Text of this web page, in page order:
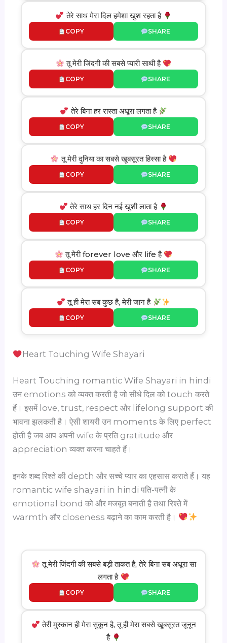
तेरे साथ मेरा दिल हमेशा खुश रहता है
COPY SHARE
तू मेरी जिंदगी की सबसे प्यारी साथी है
COPY SHARE
तेरे बिना हर रास्ता अधूरा लगता है
COPY SHARE
तू मेरी दुनिया का सबसे खूबसूरत हिस्सा है
COPY SHARE
तेरे साथ हर दिन नई खुशी लाता है
COPY SHARE
तू मेरी forever love और life है
COPY SHARE
तू ही मेरा सब कुछ है, मेरी जान है
COPY SHARE
Heart Touching Wife Shayari
Heart Touching romantic Wife Shayari in hindi
उन emotions को व्यक्त करती है जो सीधे दिल को touch करते
हैं। इसमें love, trust, respect और lifelong support की
भावना झलकती है। ऐसी शायरी उन moments के लिए perfect
होती है जब आप अपनी wife के प्रति gratitude और
appreciation व्यक्त करना चाहते हैं।
इनके शब्द रिश्ते की depth और सच्चे प्यार का एहसास कराते हैं। यह
romantic wife shayari in hindi पति-पत्नी के
emotional bond को और मजबूत बनाती है तथा रिश्ते में
warmth और closeness बढ़ाने का काम करती है।
तू मेरी जिंदगी की सबसे बड़ी ताकत है, तेरे बिना सब अधूरा सा
लगता है
COPY SHARE
तेरी मुस्कान ही मेरा सुकून है, तू ही मेरा सबसे खूबसूरत जूनून
है